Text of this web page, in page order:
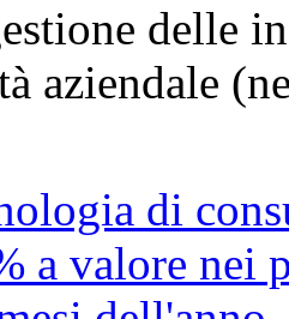
delle
aziendale